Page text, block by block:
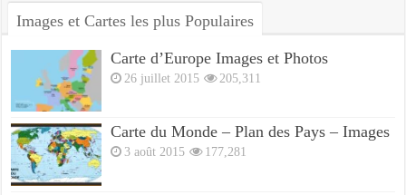
Images et Cartes les plus Populaires
Carte d’Europe Images et Photos
26 juillet 2015 205,311
Carte du Monde – Plan des Pays – Images
3 août 2015 177,281